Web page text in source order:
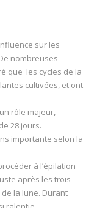
sur les
nombreuses
que les cycles de la
cultivées, et ont
rôle majeur,
28 jours.
importante selon la
à l’épilation
après les trois
la lune. Durant